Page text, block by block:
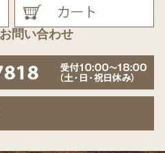
問い合わせ